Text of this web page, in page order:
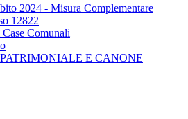
2024 - Misura Complementare
12822
Comunali
E CANONE